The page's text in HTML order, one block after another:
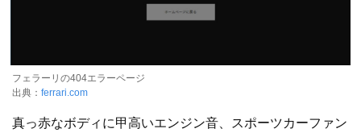
フェラーリの404エラーページ
出典： ferrari.com
真っ赤なボディに甲高いエンジン音、スポーツカーファン